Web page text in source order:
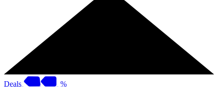
Deals %